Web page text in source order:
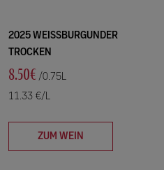
2025 WEISSBURGUNDER
TROCKEN
8.50€ /0.75L
11.33 €/L
ZUM WEIN